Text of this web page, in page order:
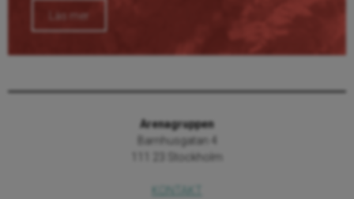
Läs mer
Arenagruppen
Barnhusgatan 4
111 23 Stockholm